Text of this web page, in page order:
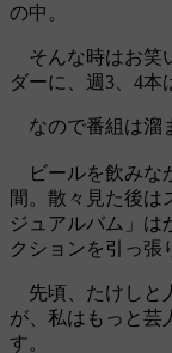
の中。
そんな時はお笑
ダーに、週3、4本
なので番組は溜
ビールを飲みな
間。散々見た後は
ジュアルバム」は
クションを引っ
先頃、たけしと
が、私はもっと芸
す。